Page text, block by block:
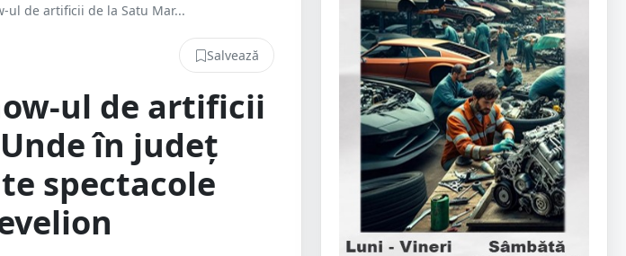
ul de artificii de la Satu Mar...
Salvează
ul de artificii
în județ
spectacole